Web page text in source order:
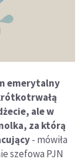
emerytalny
ale w
za którą
- mówiła
szefowa PJN